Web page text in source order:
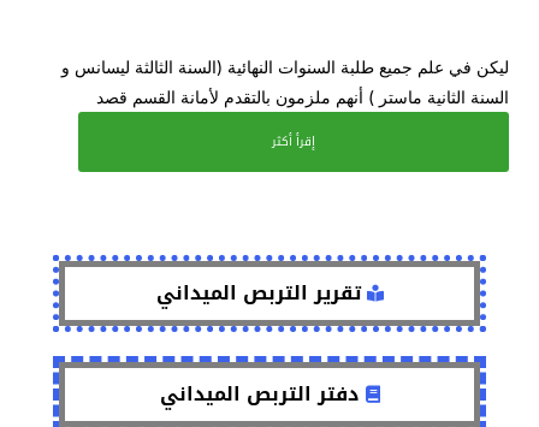
ليكن في علم جميع طلبة السنوات النهائية (السنة الثالثة ليسانس و
السنة الثانية ماستر ) أنهم ملزمون بالتقدم لأمانة القسم قصد
إقرأ أكثر
تقرير التربص الميداني
دفتر التربص الميداني